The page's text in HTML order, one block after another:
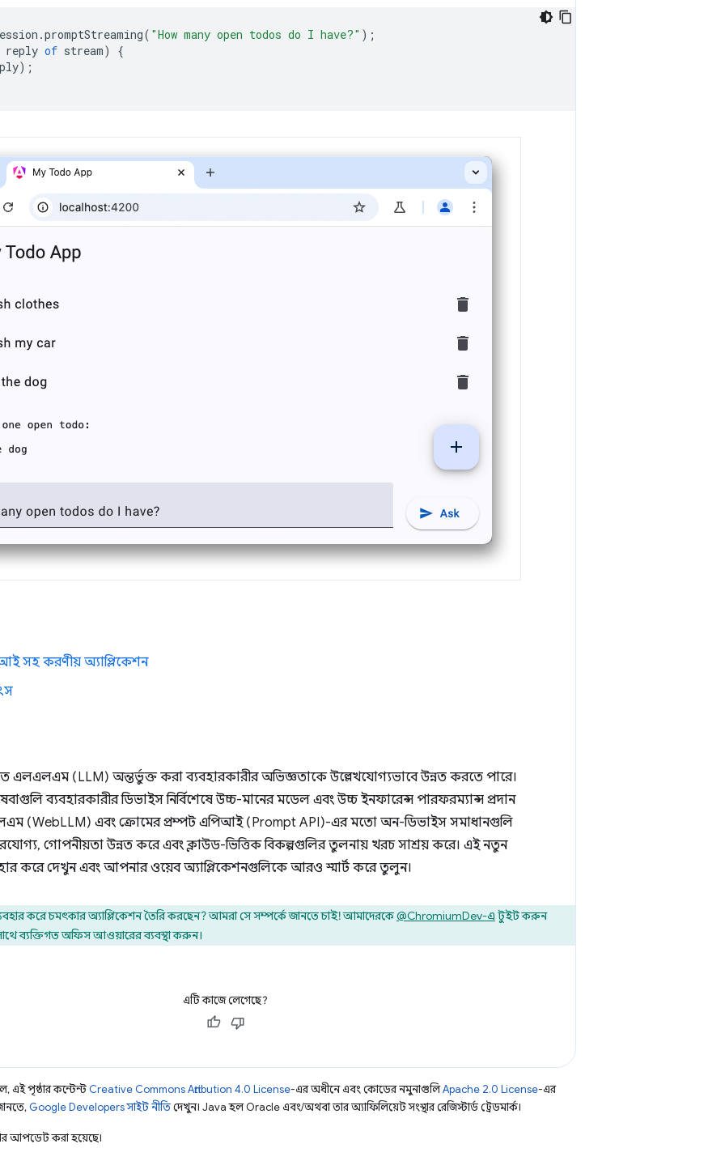
.promptStreaming( "How many open todos do I have?" );
reply of stream)
{
);
সহ করণীয় অ্যাপ্লিকেশন
এলএলএম (LLM) অন্তর্ভুক্ত করা ব্যবহারকারীর অভিজ্ঞতাকে উল্লেখযোগ্যভাবে উন্নত করতে পারে।
ব্যবহারকারীর ডিভাইস নির্বিশেষে উচ্চ-মানের মডেল এবং উচ্চ ইনফারেন্স পারফরম্যান্স প্রদান
(WebLLM) এবং ক্রোমের প্রম্পট এপিআই (Prompt API)-এর মতো অন-ডিভাইস সমাধানগুলি
গোপনীয়তা উন্নত করে এবং ক্লাউড-ভিত্তিক বিকল্পগুলির তুলনায় খরচ সাশ্রয় করে। এই নতুন
করে দেখুন এবং আপনার ওয়েব অ্যাপ্লিকেশনগুলিকে আরও স্মার্ট করে তুলুন।
করে চমৎকার অ্যাপ্লিকেশন তৈরি করছেন? আমরা সে সম্পর্কে জানতে চাই! আমাদেরকে@ChromiumDev-এ টুইট করুন
ব্যক্তিগত অফিস আওয়ারের ব্যবস্থা করুন।
এটি কাজে লেগেছে?
এই পৃষ্ঠার কন্টেন্ট Creative Commons Attribution 4.0 License-এর অধীনে এবং কোডের নমুনাগুলিApache 2.0 License-এর
Google Developers সাইট নীতিদেখুন। Java হল Oracle এবং/অথবা তার অ্যাফিলিয়েট সংস্থার রেজিস্টার্ড ট্রেডমার্ক।
আপডেট করা হয়েছে।